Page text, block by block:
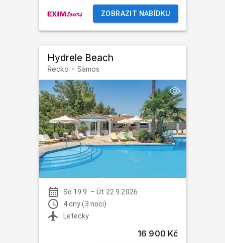
ZOBRAZIT NABÍDKU
Hydrele Beach
Řecko - Samos
So 19.9. –Út 22.9.2026
4 dny (3 noci)
Letecky
16 900 Kč